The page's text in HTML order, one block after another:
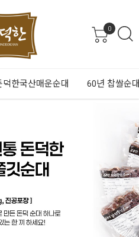
0
덕한국산매운순대 60년 찹쌀순